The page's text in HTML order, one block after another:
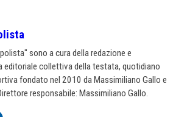
sono a cura della redazione e
editoriale collettiva della testata, quotidiano
fondato nel 2010 da Massimiliano Gallo e
responsabile: Massimiliano Gallo.